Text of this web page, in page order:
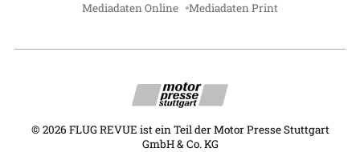
Mediadaten Online Mediadaten Print
© 2026 FLUG REVUE ist ein Teil der Motor Presse Stuttgart
GmbH & Co. KG